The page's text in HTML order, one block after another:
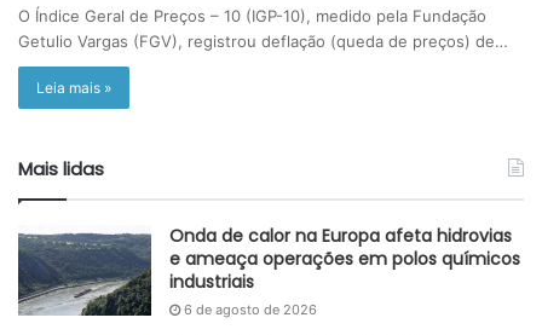
O Índice Geral de Preços – 10 (IGP-10), medido pela Fundação
Getulio Vargas (FGV), registrou deflação (queda de preços) de…
Leia mais »
Mais lidas
Onda de calor na Europa afeta hidrovias
e ameaça operações em polos químicos
industriais
6 de agosto de 2026